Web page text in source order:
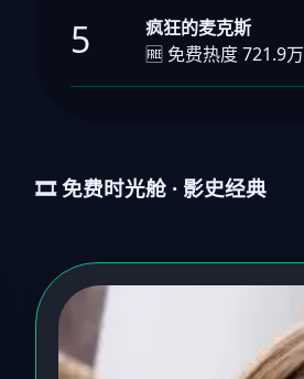
5
疯狂的麦克斯
🆓 免费热度 721.9万
🎞️ 免费时光舱 · 影史经典